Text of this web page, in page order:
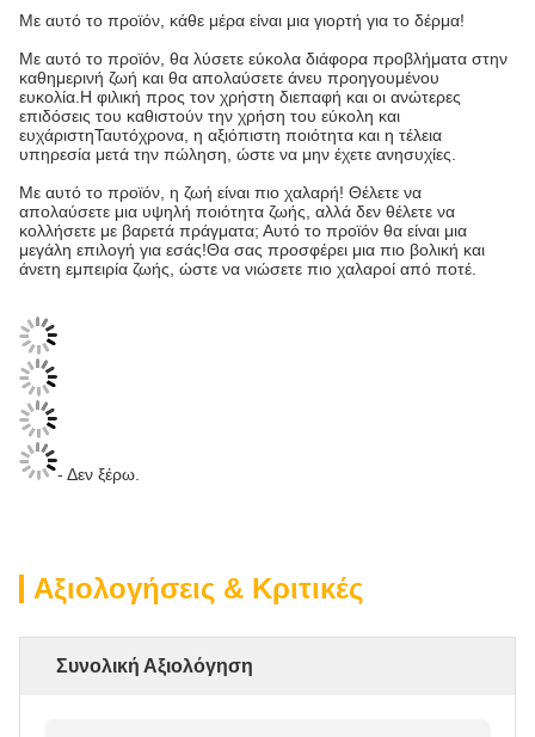
Με αυτό το προϊόν, κάθε μέρα είναι μια γιορτή για το δέρμα!
Με αυτό το προϊόν, θα λύσετε εύκολα διάφορα προβλήματα στην
καθημερινή ζωή και θα απολαύσετε άνευ προηγουμένου
ευκολία.Η φιλική προς τον χρήστη διεπαφή και οι ανώτερες
επιδόσεις του καθιστούν την χρήση του εύκολη και
ευχάριστηΤαυτόχρονα, η αξιόπιστη ποιότητα και η τέλεια
υπηρεσία μετά την πώληση, ώστε να μην έχετε ανησυχίες.
Με αυτό το προϊόν, η ζωή είναι πιο χαλαρή! Θέλετε να
απολαύσετε μια υψηλή ποιότητα ζωής, αλλά δεν θέλετε να
κολλήσετε με βαρετά πράγματα; Αυτό το προϊόν θα είναι μια
μεγάλη επιλογή για εσάς!Θα σας προσφέρει μια πιο βολική και
άνετη εμπειρία ζωής, ώστε να νιώσετε πιο χαλαροί από ποτέ.
- Δεν ξέρω.
Αξιολογήσεις & Κριτικές
Συνολική Αξιολόγηση